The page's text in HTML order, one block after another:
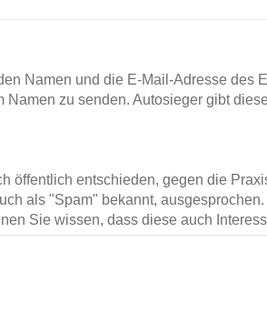
Namen und die E-Mail-Adresse des
Namen zu senden. Autosieger gibt
öffentlich entschieden, gegen die
als "Spam" bekannt,
Sie wissen, dass diese auch